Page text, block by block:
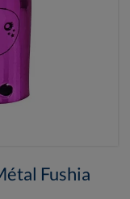
Fushia